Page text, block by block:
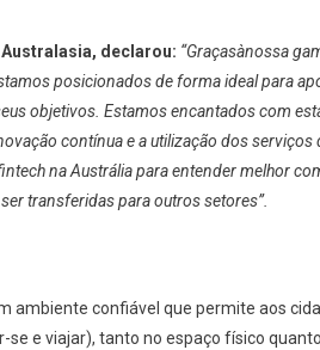
declarou: “Graçasànossa
posicionados de forma ideal para
objetivos. Estamos encantados com
contínua e a utilização dos serviços
na Austrália para entender melhor
transferidas para outros setores”.
ambiente confiável que permite aos
e viajar), tanto no espaço físico